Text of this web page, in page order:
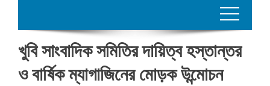
খুবি সাংবাদিক সমিতির দায়িত্ব হস্তান্তর
ও বার্ষিক ম্যাগাজিনের মোড়ক উন্মোচন